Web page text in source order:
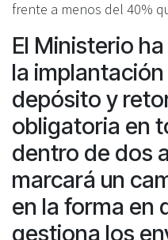
frente a menos del 40%
El Ministerio
la
depósito y
obligatoria en
dentro de dos
marcará un
en la forma en
gestiona los